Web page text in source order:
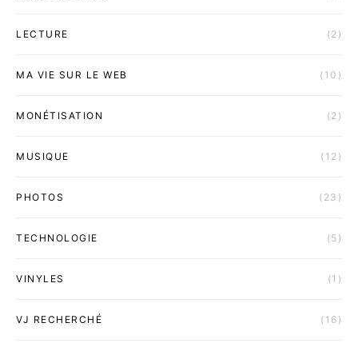
LECTURE (2)
MA VIE SUR LE WEB (10)
MONÉTISATION (2)
MUSIQUE (12)
PHOTOS (23)
TECHNOLOGIE (5)
VINYLES (1)
VJ RECHERCHÉ (16)